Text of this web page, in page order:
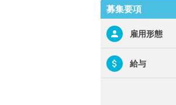
募集要項
雇用形態
給与